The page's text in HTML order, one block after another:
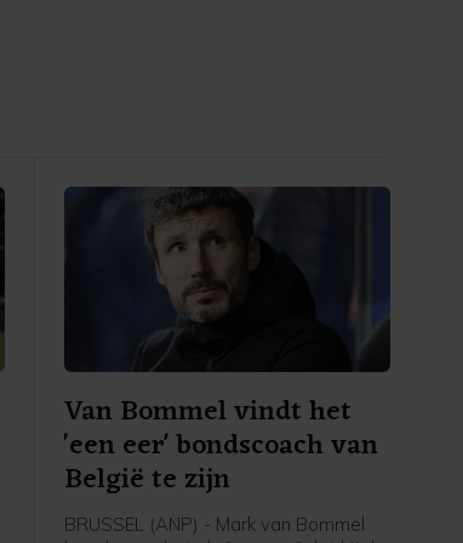
Van Bommel vindt het
'een eer' bondscoach van
België te zijn
BRUSSEL (ANP) - Mark van Bommel